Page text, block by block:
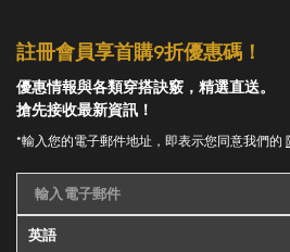
註冊會員享首購9折優惠碼！
優惠情報與各類穿搭訣竅，精選直送。
搶先接收最新資訊！
*輸入您的電子郵件地址，即表示您同意我們的
輸入電子郵件